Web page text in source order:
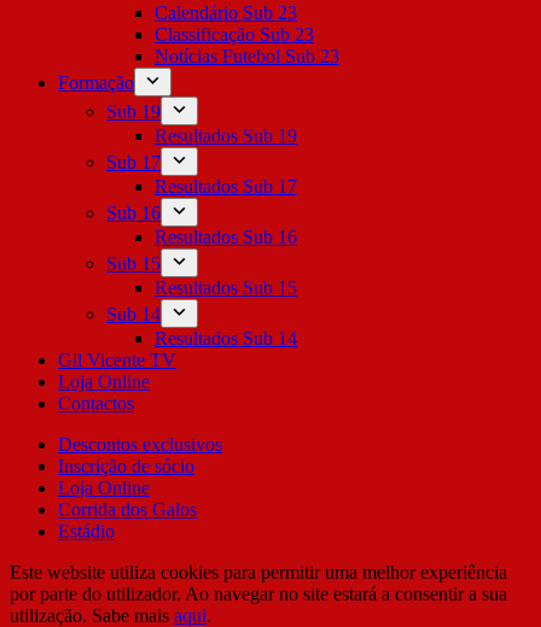
Calendário Sub 23
Classificação Sub 23
Notícias Futebol Sub 23
Formação
Sub 19
Resultados Sub 19
Sub 17
Resultados Sub 17
Sub 16
Resultados Sub 16
Sub 15
Resultados Sub 15
Sub 14
Resultados Sub 14
Gil Vicente TV
Loja Online
Contactos
Descontos exclusivos
Inscrição de sócio
Loja Online
Corrida dos Galos
Estádio
Este website utiliza cookies para permitir uma melhor experiência
por parte do utilizador. Ao navegar no site estará a consentir a sua
utilização. Sabe mais aqui.